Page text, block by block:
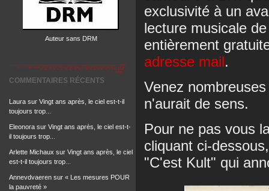
Auteur sans DRM
COMMENTAIRES RÉCENTS
Laura sur Vingt ans après, le ciel est-t-il
toujours trop...
Eleonora sur Vingt ans après, le ciel est-t-
il toujours trop...
Arlette Michaux sur Vingt ans après, le ciel
est-t-il toujours trop...
Annevdvaeren sur « Les mesures POUR
la pauvreté »
exclusivité à un
lecture musicale
entièrement
adresse mail.
Venez
n'aurait de sens.
Pour ne pas vous
cliquant ci-
"C'est Kult" qui